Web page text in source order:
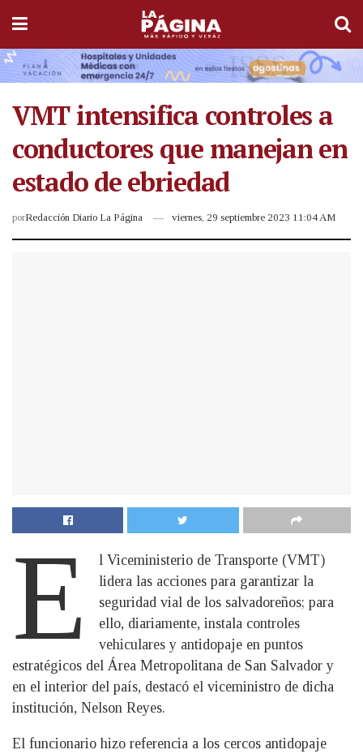
VMT intensifica controles a
conductores que manejan en
estado de ebriedad
porRedacción Diario La Página viernes, 29 septiembre 2023 11:04 AM
E
l Viceministerio de Transporte (VMT)
lidera las acciones para garantizar la
seguridad vial de los salvadoreños; para
ello, diariamente, instala controles
vehiculares y antidopaje en puntos
estratégicos del Área Metropolitana de San Salvador y
en el interior del país, destacó el viceministro de dicha
institución, Nelson Reyes.
El funcionario hizo referencia a los cercos antidopaje